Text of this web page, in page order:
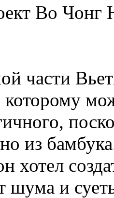
Во Чонг
части
которому
из
хотел
шума и